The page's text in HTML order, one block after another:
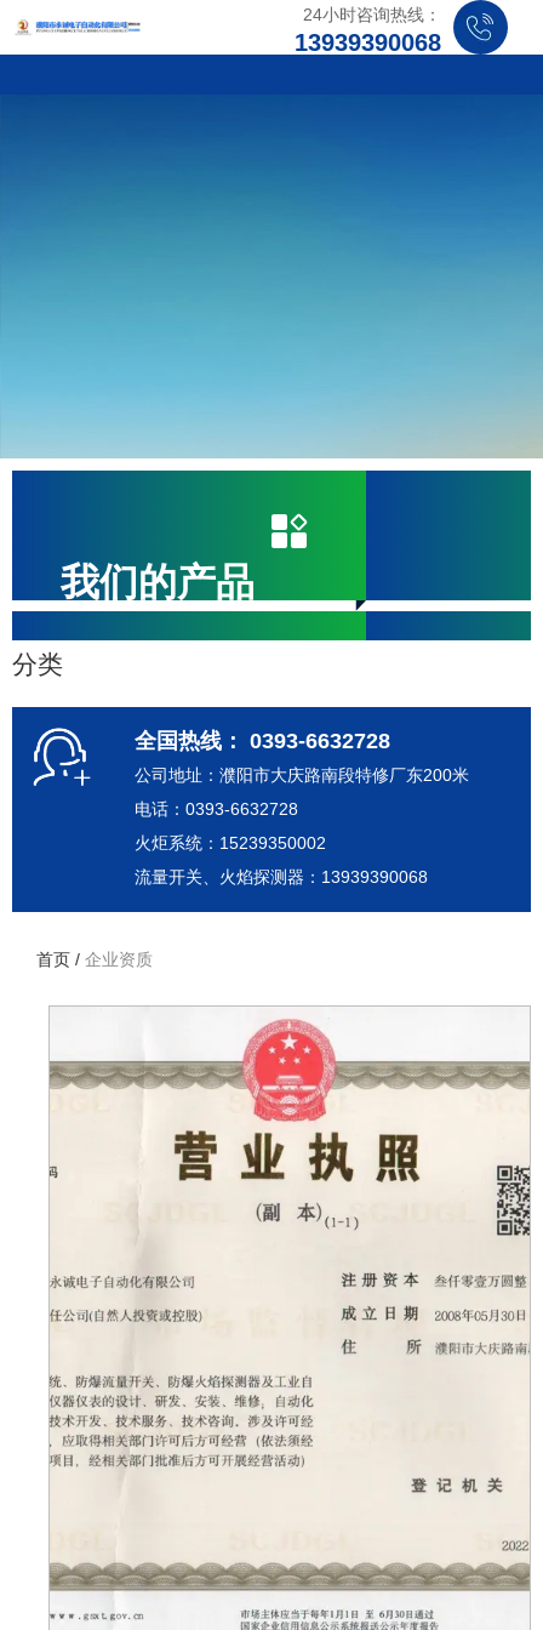
24小时咨询热线：
13939390068
我们的产品
分类
全国热线： 0393-6632728
公司地址：濮阳市大庆路南段特修厂东200米
电话：0393-6632728
火炬系统：15239350002
流量开关、火焰探测器：13939390068
首页 / 企业资质